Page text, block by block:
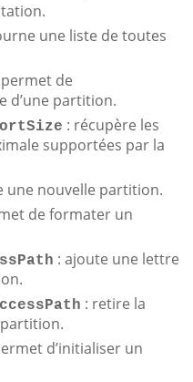
une liste de toutes
de
d’une partition.
: récupère les
supportées par la
une nouvelle partition.
de formater un
: ajoute une lettre
: retire la
d’initialiser un